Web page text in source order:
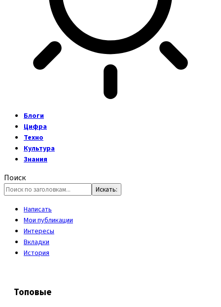
Блоги
Цифра
Техно
Культура
Знания
Поиск
Написать
Мои публикации
Интересы
Вкладки
История
Топовые